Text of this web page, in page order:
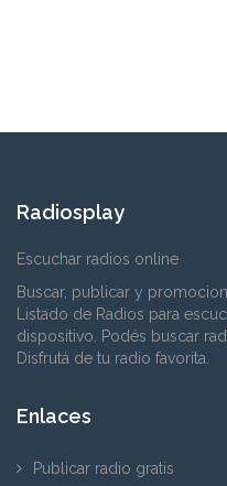
Radiosplay
Escuchar radios online
Buscar, publicar y
Listado de Radios para
dispositivo. Podés buscar
Disfrutá de tu radio favorita.
Enlaces
Publicar radio gratis